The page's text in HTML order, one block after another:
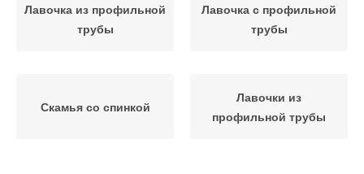
Лавочка из профильной
трубы
Лавочка с профильной
трубы
Скамья со спинкой
Лавочки из
профильной трубы